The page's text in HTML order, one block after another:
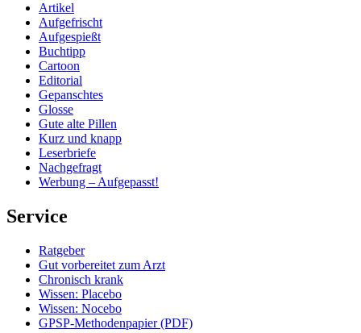
Artikel
Aufgefrischt
Aufgespießt
Buchtipp
Cartoon
Editorial
Gepanschtes
Glosse
Gute alte Pillen
Kurz und knapp
Leserbriefe
Nachgefragt
Werbung – Aufgepasst!
Service
Ratgeber
Gut vorbereitet zum Arzt
Chronisch krank
Wissen: Placebo
Wissen: Nocebo
GPSP-Methodenpapier (PDF)